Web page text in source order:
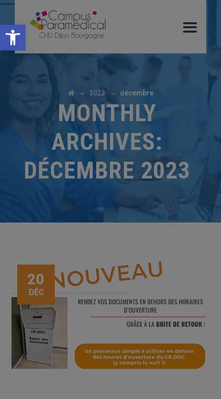
Ouvrir la barre d’outils
→ 2023 → décembre
MONTHLY
ARCHIVES:
DÉCEMBRE 2023
20
DÉC